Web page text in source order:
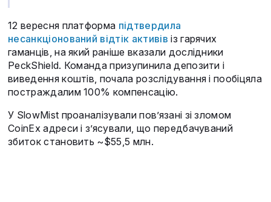
12 вересня платформа підтвердила
несанкціонований відтік активів із гарячих
гаманців, на який раніше вказали дослідники
PeckShield. Команда призупинила депозити і
виведення коштів, почала розслідування і пообіцяла
постраждалим 100% компенсацію.
У SlowMist проаналізували пов’язані зі зломом
CoinEx адреси і з’ясували, що передбачуваний
збиток становить ~$55,5 млн.